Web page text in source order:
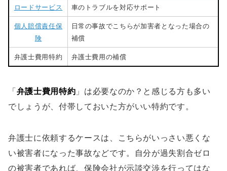
ロードサービス 車のトラブルを対応サポート
個人賠償責任保
険
日常の事故でこちらが加害者となった場合の
補償
弁護士費用特約 弁護士費用の補償
「弁護士費用特約 」は必要なのか？と感じる方も多い
でしょうが、付帯しておいた方がいい特約です。
弁護士に依頼するケースは、こちらがいっさい悪くな
い被害者になった事故などです。自分が過失割合ゼロ
の被害者であれば、保険会社が示談交渉を行ってはな